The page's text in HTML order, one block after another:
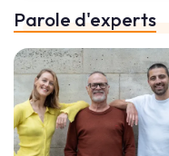
Parole d'experts